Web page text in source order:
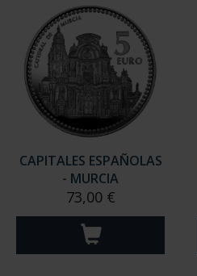
CAPITALES ESPAÑOLAS
- MURCIA
73,00 €